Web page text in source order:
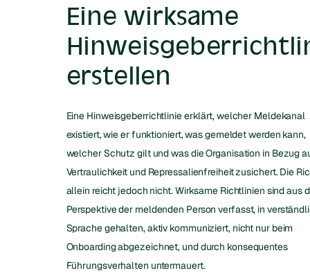
Eine wirksame
erstellen
Eine Hinweisgeberrichtlinie erklärt, welcher Meldekanal
existiert, wie er funktioniert, was gemeldet werden kann,
welcher Schutz gilt und was die Organisation in Bezug
Vertraulichkeit und Repressalienfreiheit zusichert. Die
allein reicht jedoch nicht. Wirksame Richtlinien sind aus
Perspektive der meldenden Person verfasst, in
Sprache gehalten, aktiv kommuniziert, nicht nur beim
Onboarding abgezeichnet, und durch konsequentes
Führungsverhalten untermauert.